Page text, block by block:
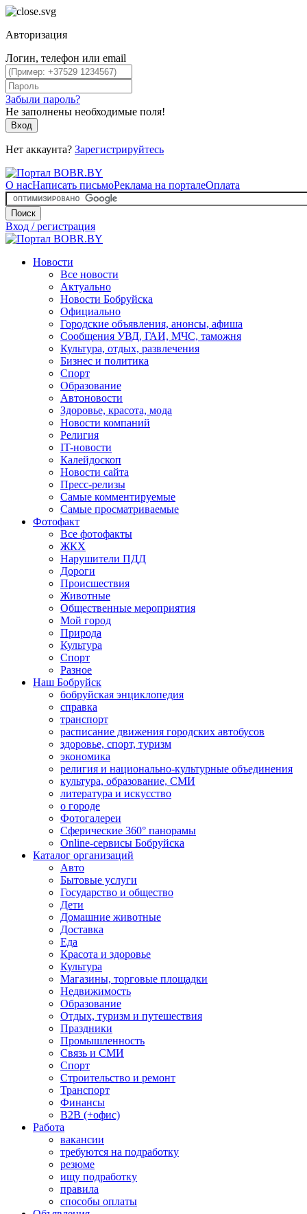
Авторизация
Логин, телефон или email
Забыли пароль?
Не заполнены необходимые поля!
Вход
Нет аккаунта? Зарегистрируйтесь
О насНаписать письмоРеклама на порталеОплата
Поиск
Вход / регистрация
Новости
Все новости
Актуально
Новости Бобруйска
Официально
Городские объявления, анонсы, афиша
Сообщения УВД, ГАИ, МЧС, таможня
Культура, отдых, развлечения
Бизнес и политика
Спорт
Образование
Автоновости
Здоровье, красота, мода
Новости компаний
Религия
IT-новости
Калейдоскоп
Новости сайта
Пресс-релизы
Самые комментируемые
Самые просматриваемые
Фотофакт
Все фотофакты
ЖКХ
Нарушители ПДД
Дороги
Происшествия
Животные
Общественные мероприятия
Мой город
Природа
Культура
Спорт
Разное
Наш Бобруйск
бобруйская энциклопедия
справка
транспорт
расписание движения городских автобусов
здоровье, спорт, туризм
экономика
религия и национально-культурные объединения
культура, образование, СМИ
литература и искусство
о городе
Фотогалереи
Сферические 360° панорамы
Online-сервисы Бобруйска
Каталог организаций
Авто
Бытовые услуги
Государство и общество
Дети
Домашние животные
Доставка
Еда
Красота и здоровье
Культура
Магазины, торговые площадки
Недвижимость
Образование
Отдых, туризм и путешествия
Праздники
Промышленность
Связь и СМИ
Спорт
Строительство и ремонт
Транспорт
Финансы
B2B (+офис)
Работа
вакансии
требуются на подработку
резюме
ищу подработку
правила
способы оплаты